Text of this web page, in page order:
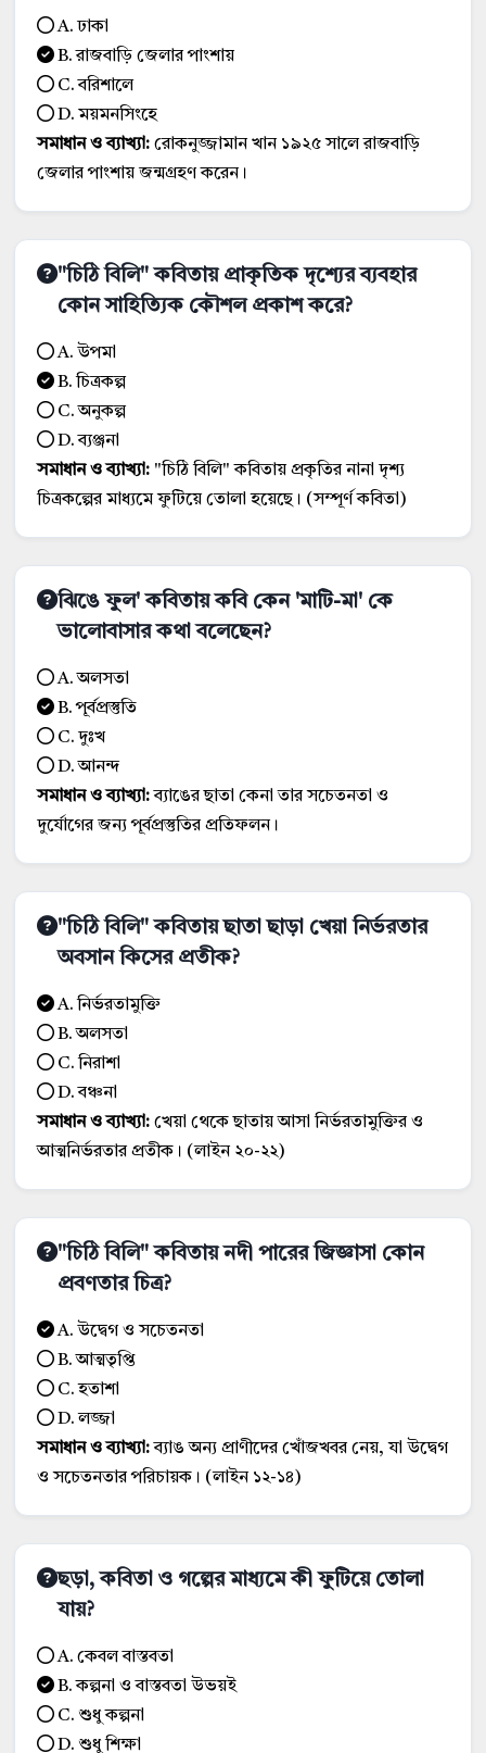
A. ঢাকা
B. রাজবাড়ি জেলার পাংশায়
C. বরিশালে
D. ময়মনসিংহে
সমাধান ও ব্যাখ্যা: রোকনুজ্জামান খান ১৯২৫ সালে রাজবাড়ি
জেলার পাংশায় জন্মগ্রহণ করেন।
"চিঠি বিলি" কবিতায় প্রাকৃতিক দৃশ্যের ব্যবহার
কোন সাহিত্যিক কৌশল প্রকাশ করে?
A. উপমা
B. চিত্রকল্প
C. অনুকল্প
D. ব্যঞ্জনা
সমাধান ও ব্যাখ্যা: "চিঠি বিলি" কবিতায় প্রকৃতির নানা দৃশ্য
চিত্রকল্পের মাধ্যমে ফুটিয়ে তোলা হয়েছে। (সম্পূর্ণ কবিতা)
ঝিঙে ফুল' কবিতায় কবি কেন 'মাটি-মা' কে
ভালোবাসার কথা বলেছেন?
A. অলসতা
B. পূর্বপ্রস্তুতি
C. দুঃখ
D. আনন্দ
সমাধান ও ব্যাখ্যা:ব্যাঙের ছাতা কেনা তার সচেতনতা ও
দুর্যোগের জন্য পূর্বপ্রস্তুতির প্রতিফলন।
"চিঠি বিলি" কবিতায় ছাতা ছাড়া খেয়া নির্ভরতার
অবসান কিসের প্রতীক?
A. নির্ভরতামুক্তি
B. অলসতা
C. নিরাশা
D. বঞ্চনা
সমাধান ও ব্যাখ্যা: খেয়া থেকে ছাতায় আসা নির্ভরতামুক্তির ও
আত্মনির্ভরতার প্রতীক। (লাইন ২০-২২)
"চিঠি বিলি" কবিতায় নদী পারের জিজ্ঞাসা কোন
প্রবণতার চিত্র?
A. উদ্বেগ ও সচেতনতা
B. আত্মতৃপ্তি
C. হতাশা
D. লজ্জা
সমাধান ও ব্যাখ্যা:ব্যাঙ অন্য প্রাণীদের খোঁজখবর নেয়, যা উদ্বেগ
ও সচেতনতার পরিচায়ক। (লাইন ১২-১৪)
ছড়া, কবিতা ও গল্পের মাধ্যমে কী ফুটিয়ে তোলা
যায়?
A. কেবল বাস্তবতা
B. কল্পনা ও বাস্তবতা উভয়ই
C. শুধু কল্পনা
D. শুধু শিক্ষা